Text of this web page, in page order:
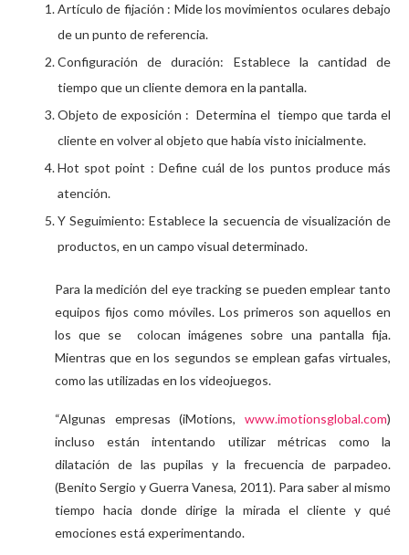
Artículo de fijación : Mide los movimientos oculares debajo
de un punto de referencia.
Configuración de duración: Establece la cantidad de
tiempo que un cliente demora en la pantalla.
Objeto de exposición : Determina el tiempo que tarda el
cliente en volver al objeto que había visto inicialmente.
Hot spot point : Define cuál de los puntos produce más
atención.
Y Seguimiento: Establece la secuencia de visualización de
productos, en un campo visual determinado.
Para la medición del eye tracking se pueden emplear tanto
equipos fijos como móviles. Los primeros son aquellos en
los que se colocan imágenes sobre una pantalla fija.
Mientras que en los segundos se emplean gafas virtuales,
como las utilizadas en los videojuegos.
“Algunas empresas (iMotions, www.imotionsglobal.com)
incluso están intentando utilizar métricas como la
dilatación de las pupilas y la frecuencia de parpadeo.
(Benito Sergio y Guerra Vanesa, 2011). Para saber al mismo
tiempo hacia donde dirige la mirada el cliente y qué
emociones está experimentando.